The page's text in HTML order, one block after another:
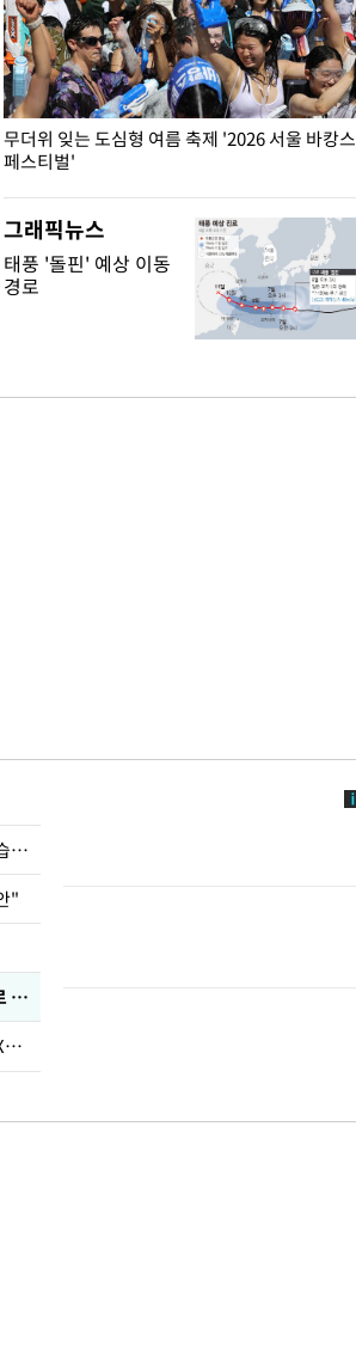
무더위 잊는 도심형 여름 축제 '2026 서울 바캉스
페스티벌'
그래픽뉴스
태풍 '돌핀' 예상 이동
경로
표창원, 남규리에 15년 만에 사과…"제가 틀렸습니다"
"
차가원 "○○○ 까면 주변 다 죽어"…녹취 폭로 파장
김희철, 거꾸로 걸린 광복절 태극기 현수막에 "X돌았네"